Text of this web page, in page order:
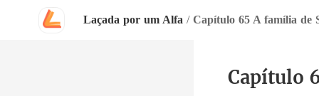
Laçada por um Alfa / Capítulo 65 A família de
Capítulo